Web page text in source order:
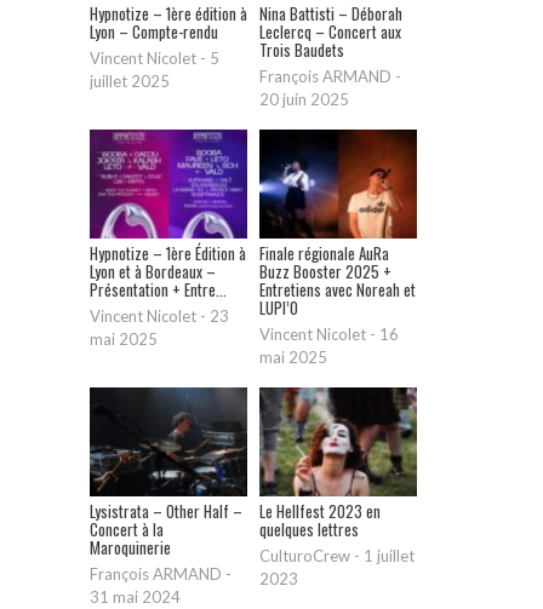
Hypnotize – 1ère édition à
Lyon – Compte-rendu
Vincent Nicolet - 5
juillet 2025
Nina Battisti – Déborah
Leclercq – Concert aux
Trois Baudets
François ARMAND -
20 juin 2025
Hypnotize – 1ère Édition à
Lyon et à Bordeaux –
Présentation + Entre...
Vincent Nicolet - 23
mai 2025
Finale régionale AuRa
Buzz Booster 2025 +
Entretiens avec Noreah et
LUPI’O
Vincent Nicolet - 16
mai 2025
Lysistrata – Other Half –
Concert à la
Maroquinerie
François ARMAND -
31 mai 2024
Le Hellfest 2023 en
quelques lettres
CulturoCrew - 1 juillet
2023